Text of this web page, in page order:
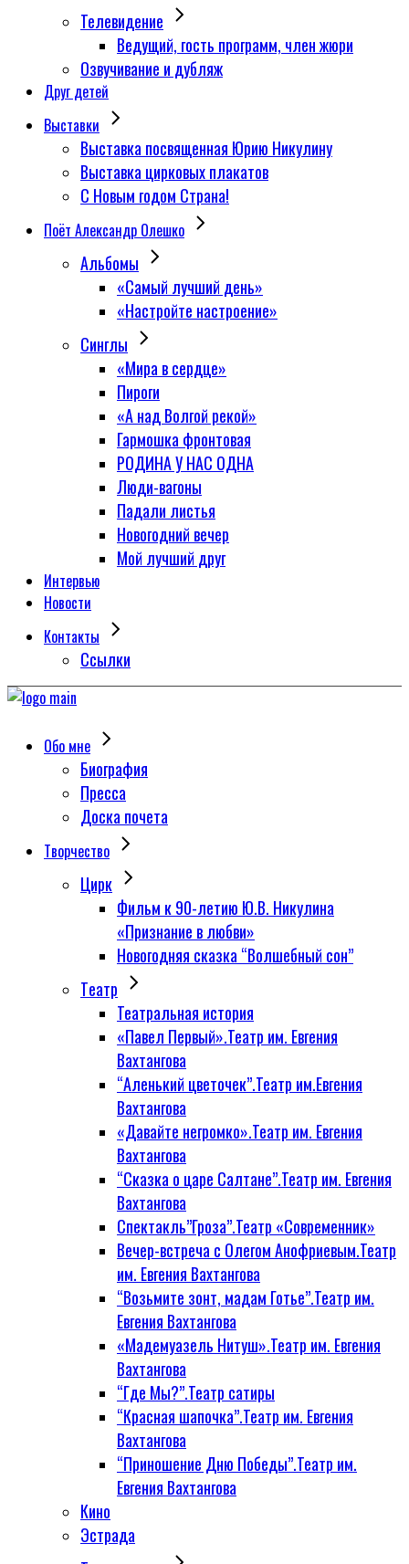
Телевидение
Ведущий, гость программ, член жюри
Озвучивание и дубляж
Друг детей
Выставки
Выставка посвященная Юрию Никулину
Выставка цирковых плакатов
С Новым годом Страна!
Поёт Александр Олешко
Альбомы
«Самый лучший день»
«Настройте настроение»
Синглы
«Мира в сердце»
Пироги
«А над Волгой рекой»
Гармошка фронтовая
РОДИНА У НАС ОДНА
Люди-вагоны
Падали листья
Новогодний вечер
Мой лучший друг
Интервью
Новости
Контакты
Сcылки
Обо мне
Биография
Пресса
Доска почета
Творчество
Цирк
Фильм к 90-летию Ю.В. Никулина
«Признание в любви»
Новогодняя сказка “Волшебный сон”
Tеатр
Театральная история
«Павел Первый».Театр им. Евгения
Вахтангова
“Аленький цветочек”.Театр им.Евгения
Вахтангова
«Давайте негромко».Театр им. Евгения
Вахтангова
“Сказка о царе Салтане”.Театр им. Евгения
Вахтангова
Спектакль”Гроза”.Театр «Современник»
Вечер-встреча с Олегом Анофриевым.Театр
им. Евгения Вахтангова
“Возьмите зонт, мадам Готье”.Театр им.
Евгения Вахтангова
«Мадемуазель Нитуш».Театр им. Евгения
Вахтангова
“Где Мы?”.Театр сатиры
“Красная шапочка”.Театр им. Евгения
Вахтангова
“Приношение Дню Победы”.Театр им.
Евгения Вахтангова
Кино
Эстрада